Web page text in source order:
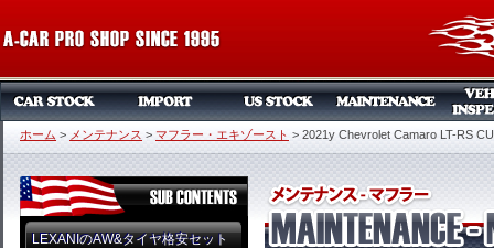
ホーム > メンテナンス > マフラー・エキゾースト > 2021y Chevrolet Camaro LT-RS
LEXANIのAW&タイヤ格安セット